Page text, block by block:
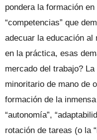
pondera la formación en
“competencias” que
adecuar la educación
en la práctica, esas
mercado del trabajo?
minoritario de mano de
formación de la
“autonomía”,
rotación de tareas (o la